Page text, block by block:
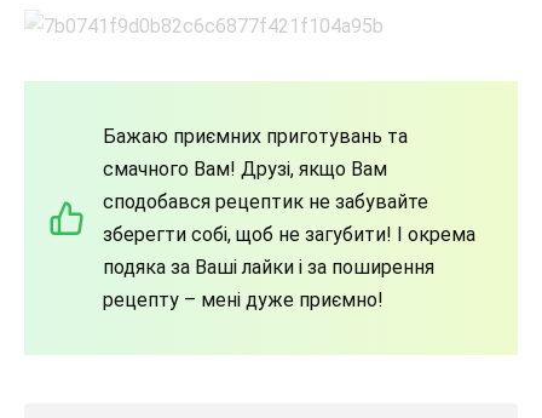
Бажаю приємних приготувань та
смачного Вам! Друзі, якщо Вам
сподобався рецептик не забувайте
зберегти собі, щоб не загубити! І окрема
подяка за Ваші лайки і за поширення
рецепту – мені дуже приємно!